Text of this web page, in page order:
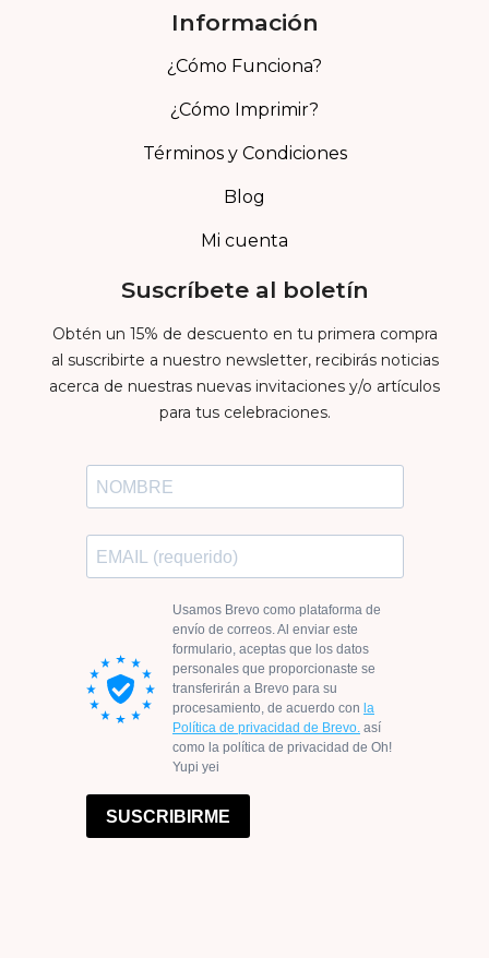
Información
¿Cómo Funciona?
¿Cómo Imprimir?
Términos y Condiciones
Blog
Mi cuenta
Suscríbete al boletín
Obtén un 15% de descuento en tu primera compra
al suscribirte a nuestro newsletter, recibirás noticias
acerca de nuestras nuevas invitaciones y/o artículos
para tus celebraciones.